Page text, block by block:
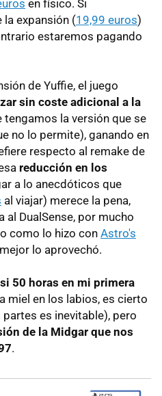
en físico. Si
expansión (19,99 euros)
estaremos pagando
de Yuffie, el juego
sin coste adicional a la
tengamos la versión que se
no lo permite), ganando en
respecto al remake de
reducción en los
a lo anecdóticos que
al viajar) merece la pena,
al DualSense, por mucho
como lo hizo con Astro's
lo aprovechó.
50 horas en mi primera
miel en los labios, es cierto
es inevitable), pero
de la Midgar que nos
.